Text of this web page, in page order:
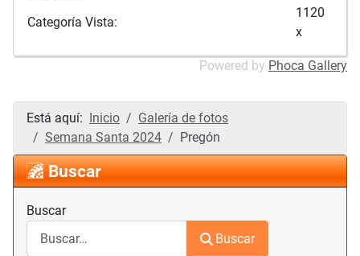
Categoría Vista:
1120
x
Powered by Phoca Gallery
Está aquí: Inicio
Galería de fotos
Semana Santa 2024
Pregón
Buscar
Buscar
Buscar